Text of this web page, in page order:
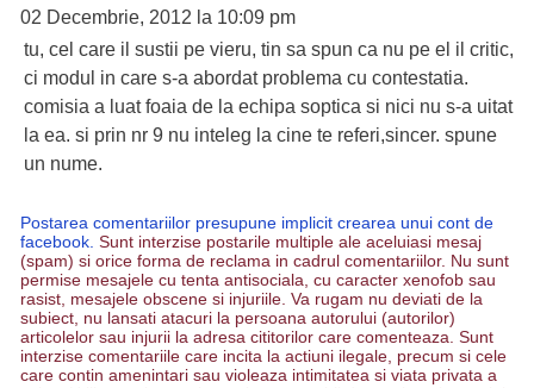
02 Decembrie, 2012 la 10:09 pm
tu, cel care il sustii pe vieru, tin sa spun ca nu pe el il critic,
ci modul in care s-a abordat problema cu contestatia.
comisia a luat foaia de la echipa soptica si nici nu s-a uitat
la ea. si prin nr 9 nu inteleg la cine te referi,sincer. spune
un nume.
Postarea comentariilor presupune implicit crearea unui cont de
facebook. Sunt interzise postarile multiple ale aceluiasi mesaj
(spam) si orice forma de reclama in cadrul comentariilor. Nu sunt
permise mesajele cu tenta antisociala, cu caracter xenofob sau
rasist, mesajele obscene si injuriile. Va rugam nu deviati de la
subiect, nu lansati atacuri la persoana autorului (autorilor)
articolelor sau injurii la adresa cititorilor care comenteaza. Sunt
interzise comentariile care incita la actiuni ilegale, precum si cele
care contin amenintari sau violeaza intimitatea si viata privata a